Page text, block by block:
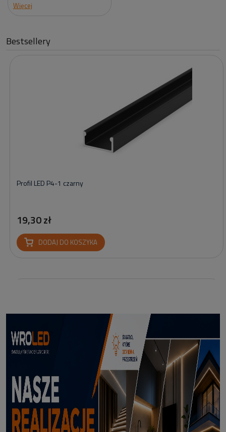
Więcej
Bestsellery
Profil LED P4-1 czarny
19,30 zł
DODAJ DO KOSZYKA
Profil led Profil LED P6-2 ½ biały 3m